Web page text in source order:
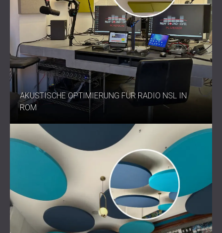
AKUSTISCHE OPTIMIERUNG FÜR RADIO NSL IN
ROM